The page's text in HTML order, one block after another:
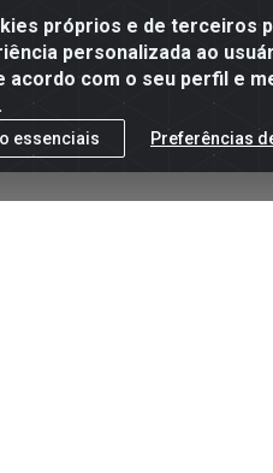
próprios e de terceiros
personalizada ao
acordo com o seu perfil e
essenciais Preferências